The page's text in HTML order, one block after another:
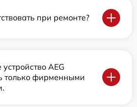
при ремонте?
AEG
только фирменными